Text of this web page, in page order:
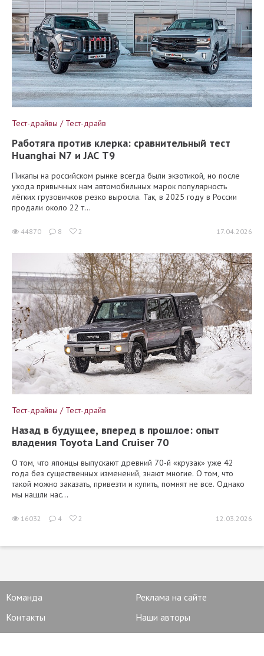
Тест-драйвы / Тест-драйв
Работяга против клерка: сравнительный тест
Huanghai N7 и JAC T9
Пикапы на российском рынке всегда были экзотикой, но после
ухода привычных нам автомобильных марок популярность
лёгких грузовичков резко выросла. Так, в 2025 году в России
продали около 22 т...
44870 8 2 17.04.2026
Тест-драйвы / Тест-драйв
Назад в будущее, вперед в прошлое: опыт
владения Toyota Land Cruiser 70
О том, что японцы выпускают древний 70-й «крузак» уже 42
года без существенных изменений, знают многие. О том, что
такой можно заказать, привезти и купить, помнят не все. Однако
мы нашли нас...
16032 4 2 12.03.2026
Команда
Реклама на сайте
Контакты
Наши авторы